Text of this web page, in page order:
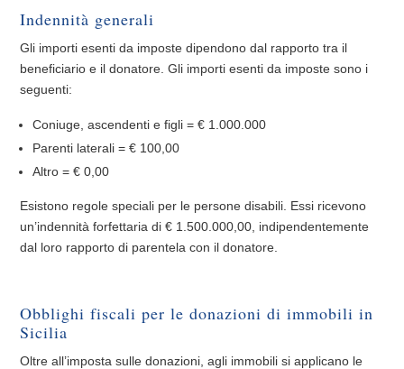
Indennità generali
Gli importi esenti da imposte dipendono dal rapporto tra il
beneficiario e il donatore. Gli importi esenti da imposte sono i
seguenti:
Coniuge, ascendenti e figli = € 1.000.000
Parenti laterali = € 100,00
Altro = € 0,00
Esistono regole speciali per le persone disabili. Essi ricevono
un’indennità forfettaria di € 1.500.000,00, indipendentemente
dal loro rapporto di parentela con il donatore.
Obblighi fiscali per le donazioni di immobili in
Sicilia
Oltre all’imposta sulle donazioni, agli immobili si applicano le